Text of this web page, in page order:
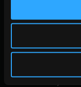
posypané
na kruh silný
vyložení
těstem a
Na těsto